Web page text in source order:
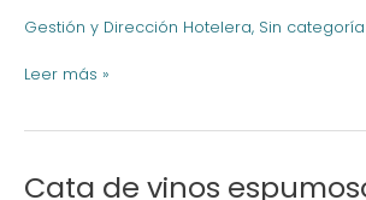
Gestión y Dirección Hotelera, Sin categoría
llaves
hoteles
alojamientos
Leer más »
Cata de vinos
Cata